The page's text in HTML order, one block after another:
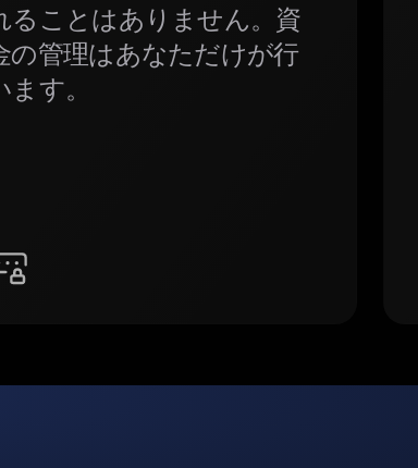
ることはありません。資
の管理はあなただけが行
ます。